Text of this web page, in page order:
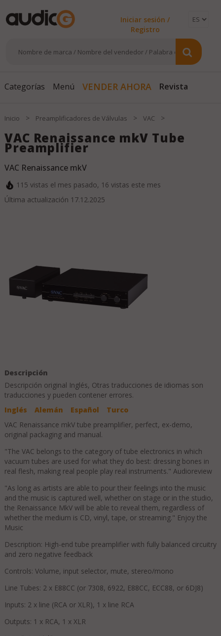
Iniciar sesión /
Registro
Categorías Menú VENDER AHORA Revista
Inicio > Preamplificadores de Válvulas > VAC >
VAC Renaissance mkV Tube
Preamplifier
VAC Renaissance mkV
115 vistas el mes pasado, 16 vistas este mes
Última actualización 17.12.2025
Descripción
Descripción original Inglés, Otras traducciones de idiomas son
traducciones y pueden contener errores.
Inglés
Alemán Español
Turco
VAC Renaissance mkV tube preamplifier, perfect, ex-demo,
original packaging and manual.
"The VAC belongs to the category of tube electronics in which
vacuum tubes are used for what they do best: dressing bones in
real flesh, making real people play real instruments." Audioreview
"As long as artists are able to pour their feelings into the music
and the music is captured well, whether on stage or in the studio,
the Renaissance MkV will be able to reveal them, regardless of
whether the medium is CD, vinyl, tape, or streaming." Enjoy the
Music
Description: High-end tube preamplifier with fully balanced circuitry
and zero negative feedback
Controls: Volume, input selector, mute, stereo/mono
Line Tubes: 2 x E88CC (or 7308, 6922, E88CC, ECC88, or 6DJ8)
Inputs: 2 x line (RCA or XLR), 1 x line RCA
Outputs: 1 x RCA, 1 x XLR